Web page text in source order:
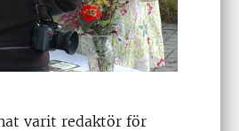
varit redaktör för